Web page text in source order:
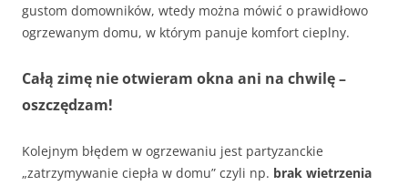
gustom domowników, wtedy można mówić o prawidłowo
ogrzewanym domu, w którym panuje komfort cieplny.
Całą zimę nie otwieram okna ani na chwilę –
oszczędzam!
Kolejnym błędem w ogrzewaniu jest partyzanckie
„zatrzymywanie ciepła w domu” czyli np. brak wietrzenia